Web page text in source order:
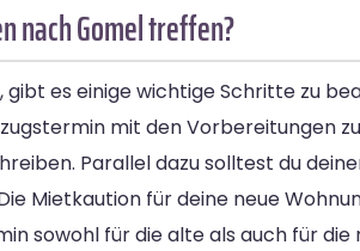
nach Gomel treffen?
es einige wichtige Schritte zu
mit den Vorbereitungen
Parallel dazu solltest du
Mietkaution für deine neue
sowohl für die alte als auch für die